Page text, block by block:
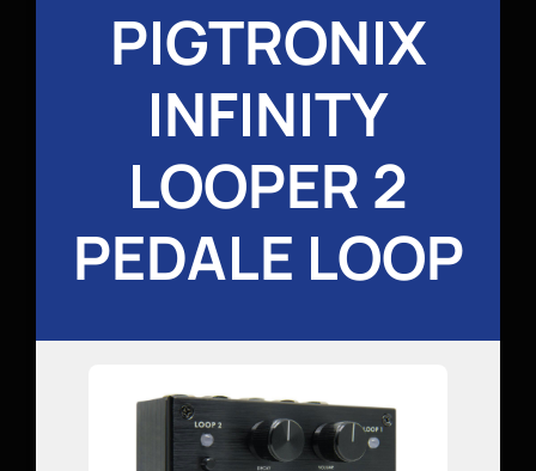
PIGTRONIX
INFINITY
LOOPER 2
PEDALE LOOP